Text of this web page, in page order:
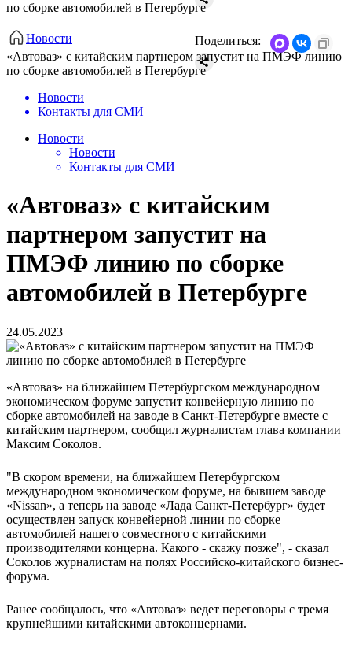
по сборке автомобилей в Петербурге
Новости
«Автоваз» с китайским партнером запустит на ПМЭФ линию
по сборке автомобилей в Петербурге
Поделиться:
Новости
Контакты для СМИ
Новости
Новости
Контакты для СМИ
«Автоваз» с китайским
партнером запустит на
ПМЭФ линию по сборке
автомобилей в Петербурге
24.05.2023
«Автоваз» на ближайшем Петербургском международном
экономическом форуме запустит конвейерную линию по
сборке автомобилей на заводе в Санкт-Петербурге вместе с
китайским партнером, сообщил журналистам глава компании
Максим Соколов.
"В скором времени, на ближайшем Петербургском
международном экономическом форуме, на бывшем заводе
«Nissan», а теперь на заводе «Лада Санкт-Петербург» будет
осуществлен запуск конвейерной линии по сборке
автомобилей нашего совместного с китайскими
производителями концерна. Какого - скажу позже", - сказал
Соколов журналистам на полях Российско-китайского бизнес-
форума.
Ранее сообщалось, что «Автоваз» ведет переговоры с тремя
крупнейшими китайскими автоконцернами.